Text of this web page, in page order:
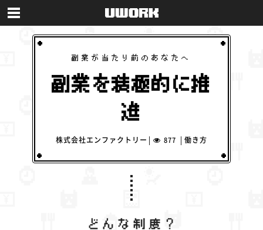
副業が当たり前のあなたへ
副業を積極的に推
進
株式会社エンファクトリー 877 働き方